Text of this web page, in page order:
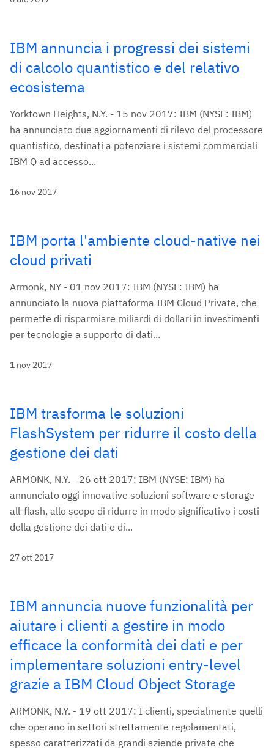
IBM annuncia i progressi dei sistemi
di calcolo quantistico e del relativo
ecosistema
Yorktown Heights, N.Y. - 15 nov 2017: IBM (NYSE: IBM)
ha annunciato due aggiornamenti di rilevo del processore
quantistico, destinati a potenziare i sistemi commerciali
IBM Q ad accesso...
16 nov 2017
IBM porta l'ambiente cloud-native nei
cloud privati
Armonk, NY - 01 nov 2017: IBM (NYSE: IBM) ha
annunciato la nuova piattaforma IBM Cloud Private, che
permette di risparmiare miliardi di dollari in investimenti
per tecnologie a supporto di dati...
1 nov 2017
IBM trasforma le soluzioni
FlashSystem per ridurre il costo della
gestione dei dati
ARMONK, N.Y. - 26 ott 2017: IBM (NYSE: IBM) ha
annunciato oggi innovative soluzioni software e storage
all-flash, allo scopo di ridurre in modo significativo i costi
della gestione dei dati e di...
27 ott 2017
IBM annuncia nuove funzionalità per
aiutare i clienti a gestire in modo
efficace la conformità dei dati e per
implementare soluzioni entry-level
grazie a IBM Cloud Object Storage
ARMONK, N.Y. - 19 ott 2017: I clienti, specialmente quelli
che operano in settori strettamente regolamentati,
spesso caratterizzati da grandi aziende private che